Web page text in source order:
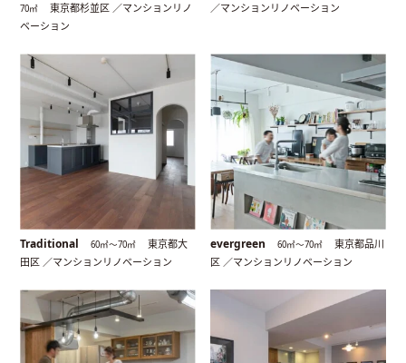
70㎡
東京都杉並区 ／マンションリノ
ベーション
／マンションリノベーション
Traditional 60㎡〜70㎡
東京都大
田区 ／マンションリノベーション
evergreen 60㎡〜70㎡
東京都品川
区 ／マンションリノベーション